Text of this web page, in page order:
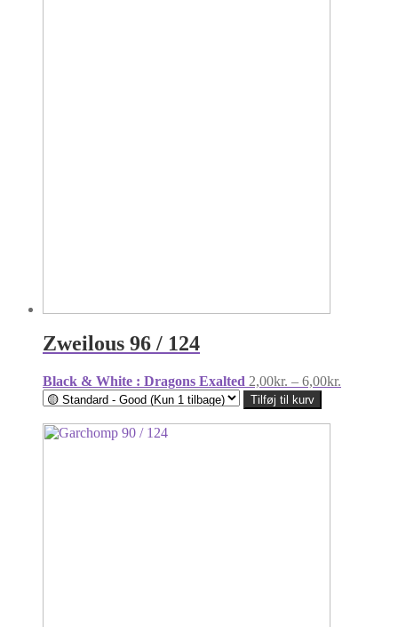
Zweilous 96 / 124
Black & White : Dragons Exalted 2,00kr. – 6,00kr.
Tilføj til kurv